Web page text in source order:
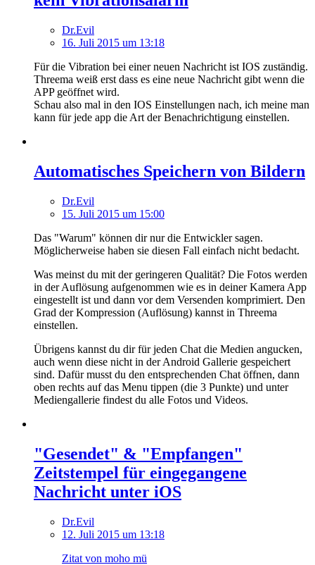
Dr.Evil
16. Juli 2015 um 13:18
Für die Vibration bei einer neuen Nachricht ist IOS zuständig.
Threema weiß erst dass es eine neue Nachricht gibt wenn die
APP geöffnet wird.
Schau also mal in den IOS Einstellungen nach, ich meine man
kann für jede app die Art der Benachrichtigung einstellen.
Automatisches Speichern von Bildern
Dr.Evil
15. Juli 2015 um 15:00
Das "Warum" können dir nur die Entwickler sagen.
Möglicherweise haben sie diesen Fall einfach nicht bedacht.
Was meinst du mit der geringeren Qualität? Die Fotos werden
in der Auflösung aufgenommen wie es in deiner Kamera App
eingestellt ist und dann vor dem Versenden komprimiert. Den
Grad der Kompression (Auflösung) kannst in Threema
einstellen.
Übrigens kannst du dir für jeden Chat die Medien angucken,
auch wenn diese nicht in der Android Gallerie gespeichert
sind. Dafür musst du den entsprechenden Chat öffnen, dann
oben rechts auf das Menu tippen (die 3 Punkte) und unter
Mediengallerie findest du alle Fotos und Videos.
"Gesendet" & "Empfangen"
Zeitstempel für eingegangene
Nachricht unter iOS
Dr.Evil
12. Juli 2015 um 13:18
Zitat von moho mü